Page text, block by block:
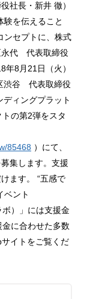
社長・新井 徹）
験を伝えること
ンセプトに、株式
永代 代表取締役
8月21日（火）
渋谷 代表取締役
ィングプラット
の第2弾をスタ
85468 ）にて、
集します。支援
ます。 “五感で
ベント
ボ）」には支援金
に合わせた多数
イトをご覧くだ